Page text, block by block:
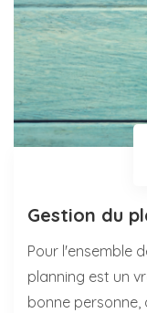
Gestion du
Pour l'ensemble
planning est un
bonne